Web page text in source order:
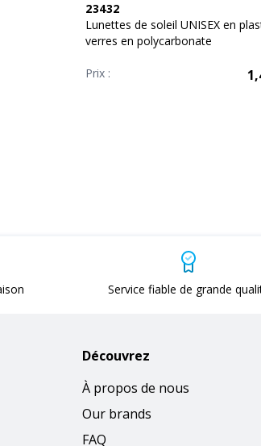
23432
Lunettes de soleil UNISEX en
verres en polycarbonate
Prix :
Service fiable de grande
Découvrez
À propos de nous
Our brands
FAQ